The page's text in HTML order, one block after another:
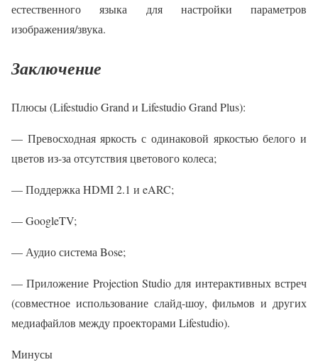
естественного языка для настройки параметров
изображения/звука.
Заключение
Плюсы (Lifestudio Grand и Lifestudio Grand Plus):
— Превосходная яркость с одинаковой яркостью белого и
цветов из-за отсутствия цветового колеса;
— Поддержка HDMI 2.1 и eARC;
— GoogleTV;
— Аудио система Bose;
— Приложение Projection Studio для интерактивных встреч
(совместное использование слайд-шоу, фильмов и других
медиафайлов между проекторами Lifestudio).
Минусы